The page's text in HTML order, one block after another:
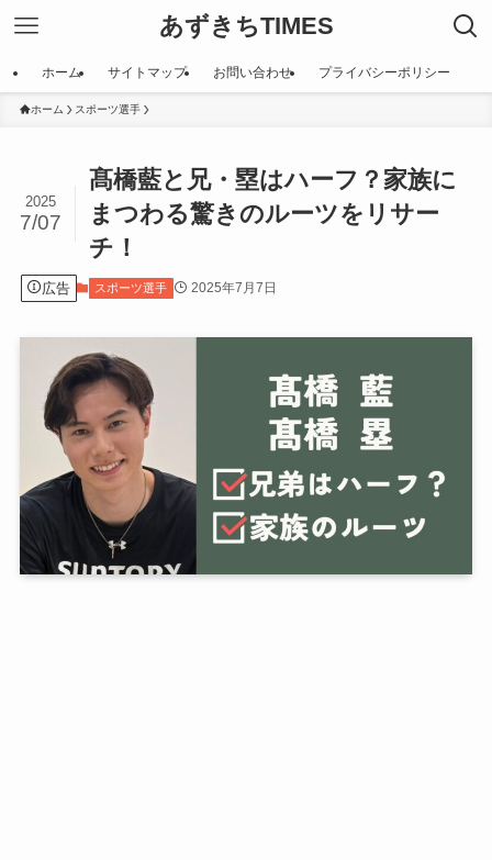
あずきちTIMES
ホーム サイトマップ お問い合わせ プライバシーポリシー
ホーム スポーツ選手
髙橋藍と兄・塁はハーフ？家族に
まつわる驚きのルーツをリサー
チ！
2025
7/07
広告 スポーツ選手 2025年7月7日